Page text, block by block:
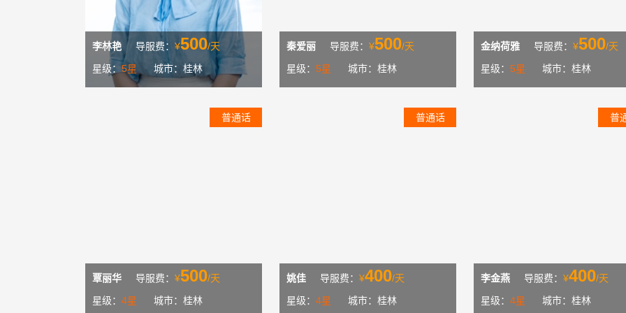
李林艳 导服费： ¥500/天
星级： 5星 城市：桂林
秦爱丽 导服费： ¥500/天
星级： 5星 城市：桂林
金纳荷雅 导服费： ¥500/天
星级： 5星 城市：桂林
普通话
覃丽华 导服费： ¥500/天
星级： 4星 城市：桂林
普通话
姚佳 导服费： ¥400/天
星级： 4星 城市：桂林
普
李金燕 导服费： ¥400/天
星级： 4星 城市：桂林